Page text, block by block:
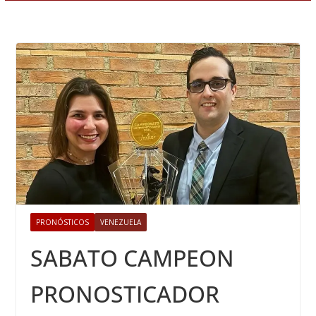
PRONÓSTICOS VENEZUELA
SABATO CAMPEON
PRONOSTICADOR